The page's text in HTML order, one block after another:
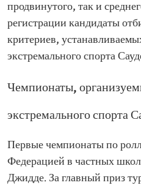
продвинутого, так и
регистрации кандидаты
критериев,
экстремального спорта
Чемпионаты,
экстремального спорта
Первые чемпионаты по
Федерацией в частных
Джидде. За главный приз